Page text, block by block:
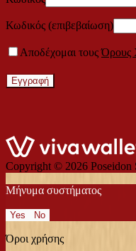
Κωδικός (επιβεβαίωση)
Αποδέχομαι τουςΌρους
Εγγραφή
Copyright © 2026 Poseidon
Μήνυμα συστήματος
Yes No
Όροι χρήσης